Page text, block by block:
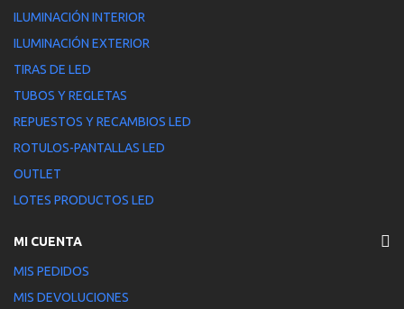
ILUMINACIÓN INTERIOR
ILUMINACIÓN EXTERIOR
TIRAS DE LED
TUBOS Y REGLETAS
REPUESTOS Y RECAMBIOS LED
ROTULOS-PANTALLAS LED
OUTLET
LOTES PRODUCTOS LED
MI CUENTA
MIS PEDIDOS
MIS DEVOLUCIONES